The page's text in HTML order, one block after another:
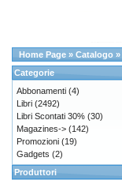
Home Page » Catalogo »
Categorie
Abbonamenti (4)
Libri (2492)
Libri Scontati 30% (30)
Magazines-> (142)
Promozioni (19)
Gadgets (2)
Produttori